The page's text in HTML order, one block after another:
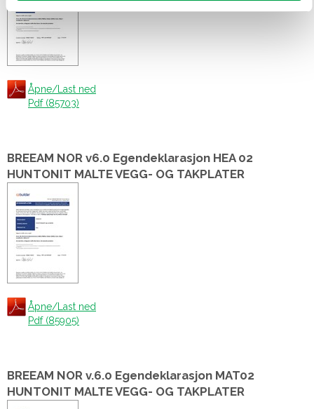
Åpne/Last ned
Pdf (85703)
BREEAM NOR v6.0 Egendeklarasjon HEA 02
HUNTONIT MALTE VEGG- OG TAKPLATER
Åpne/Last ned
Pdf (85905)
BREEAM NOR v.6.0 Egendeklarasjon MAT02
HUNTONIT MALTE VEGG- OG TAKPLATER